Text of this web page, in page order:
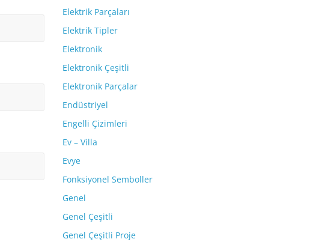
Elektrik Parçaları
Elektrik Tipler
Elektronik
Elektronik Çeşitli
Elektronik Parçalar
Endüstriyel
Engelli Çizimleri
Ev – Villa
Evye
Fonksiyonel Semboller
Genel
Genel Çeşitli
Genel Çeşitli Proje